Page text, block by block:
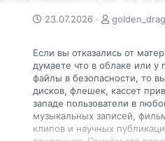
23.07.2026
Если вы отказались от
думаете что в облаке или
файлы в безопасности, то
дисков, флешек, кассет
западе пользователи в
музыкальных записей,
клипов и научных